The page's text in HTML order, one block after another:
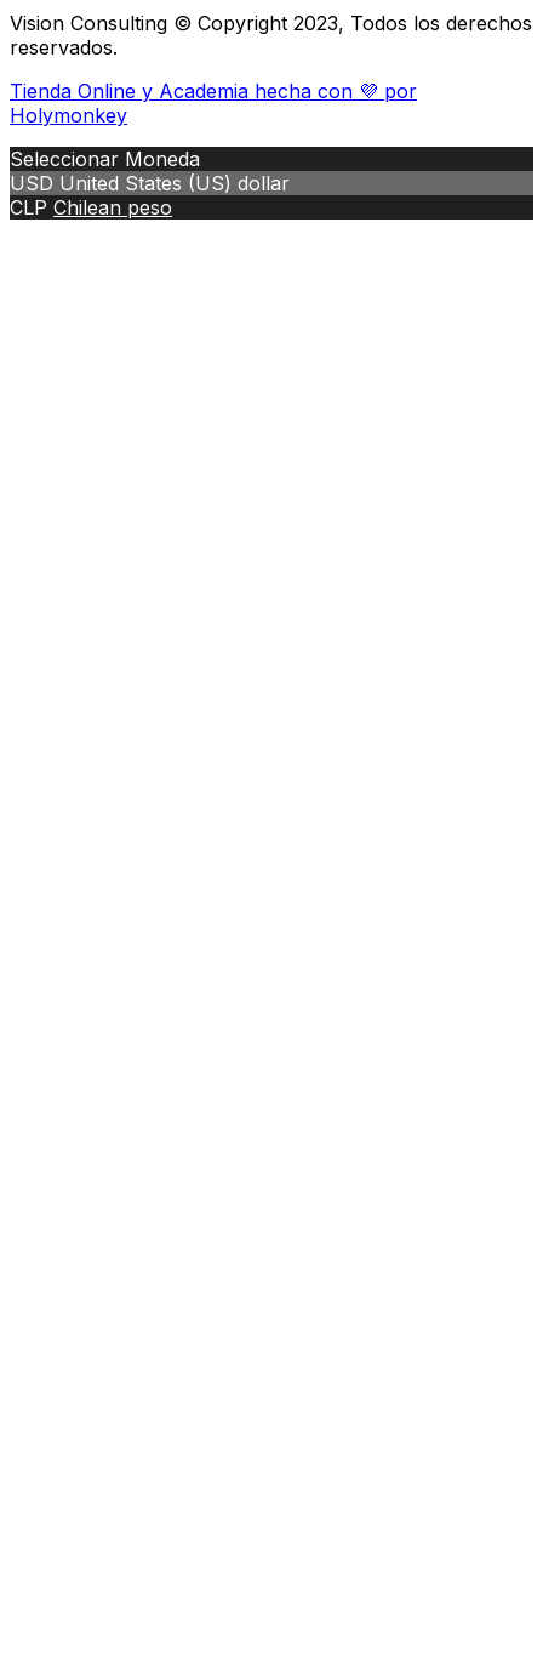
Vision Consulting © Copyright 2023, Todos los derechos
reservados.
Tienda Online y Academia hecha con 💜 por
Holymonkey
Seleccionar Moneda
USD United States (US) dollar
CLP Chilean peso